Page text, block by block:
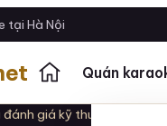
tại Hà Nội
Quán
giá kỹ thuật viên có